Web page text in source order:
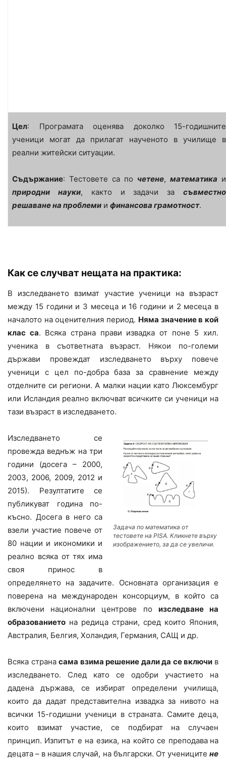
Цел: Програмата оценява доколко 15-годишните
ученици могат да прилагат наученото в училище в
реални житейски ситуации.
Съдържание: Тестовете са по четене, математика и
природни науки, както и задачи засъвместно
решаване на проблеми и финансова грамотност.
Как се случват нещата на практика:
В изследването взимат участие ученици на възраст
между 15 години и 3 месеца и 16 години и 2 месеца в
началото на оценителния период. Няма значение в кой
клас са. Всяка страна прави извадка от поне 5 хил.
ученика в съответната възраст. Някои по-големи
държави провеждат изследването върху повече
ученици с цел по-добра база за сравнение между
отделните си региони. А малки нации като Люксембург
или Исландия реално включват всичките си ученици на
тази възраст в изследването.
Задача по математика от
тестовете на PISA. Кликнете върху
изображението, за да се увеличи.
Изследването се
провежда веднъж на три
години (досега – 2000,
2003, 2006, 2009, 2012 и
2015). Резултатите се
публикуват година по-
късно. Досега в него са
взели участие повече от
80 нации и икономики и
реално всяка от тях има
своя принос в
определянето на задачите. Основната организация е
поверена на международен консорциум, в който са
включени национални центрове по изследване на
образованието на редица страни, сред които Япония,
Австралия, Белгия, Холандия, Германия, САЩ и др.
Всяка странасама взима решение дали да се включи в
изследването. След като се одобри участието на
дадена държава, се избират определени училища,
които да дадат представителна извадка за нивото на
всички 15-годишни ученици в страната. Самите деца,
които взимат участие, се подбират на случаен
принцип. Изпитът е на езика, на който се преподава на
децата – в нашия случай, на български. От учениците не